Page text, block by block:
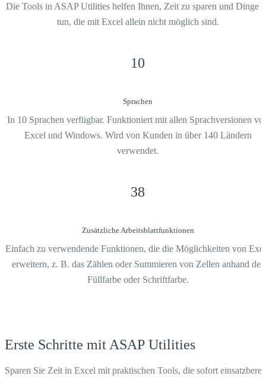
Die Tools in ASAP Utilities helfen Ihnen, Zeit zu sparen und Dinge
tun, die mit Excel allein nicht möglich sind.
10
Sprachen
In 10 Sprachen verfügbar. Funktioniert mit allen Sprachversionen
Excel und Windows. Wird von Kunden in über 140 Ländern
verwendet.
38
Zusätzliche Arbeitsblattfunktionen
Einfach zu verwendende Funktionen, die die Möglichkeiten von
erweitern, z. B. das Zählen oder Summieren von Zellen anhand der
Füllfarbe oder Schriftfarbe.
Erste Schritte mit ASAP Utilities
Sparen Sie Zeit in Excel mit praktischen Tools, die sofort einsatzbereit